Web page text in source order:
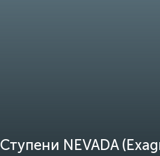
Ступени NEVADA